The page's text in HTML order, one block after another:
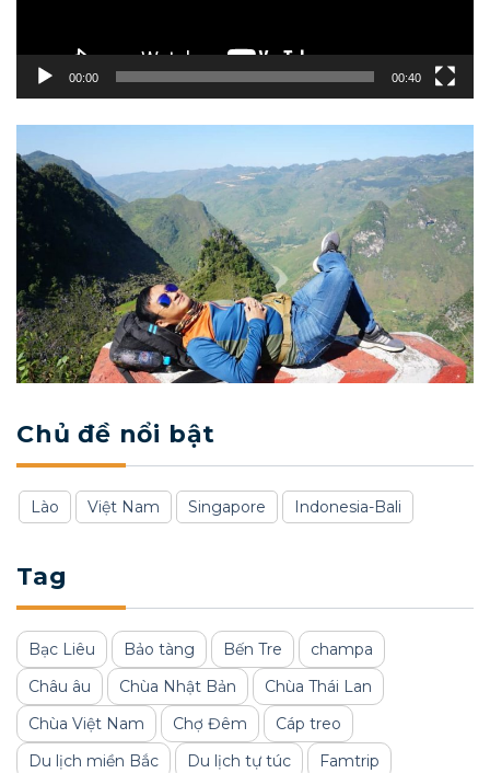
00:00 00:40
Chủ đề nổi bật
Lào Việt Nam Singapore Indonesia-Bali
Tag
Bạc Liêu Bảo tàng Bến Tre
champa
Châu âu
Chùa Nhật Bản
Chùa Thái Lan
Chùa Việt Nam
Chợ Đêm
Cáp treo
Du lịch miền Bắc
Du lịch tự túc
Famtrip